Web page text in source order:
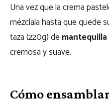
Una vez que la crema
mézclala hasta que quede
taza (220g) demantequilla
cremosa y suave.
Cómo